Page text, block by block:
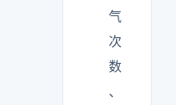
气
次
数
、